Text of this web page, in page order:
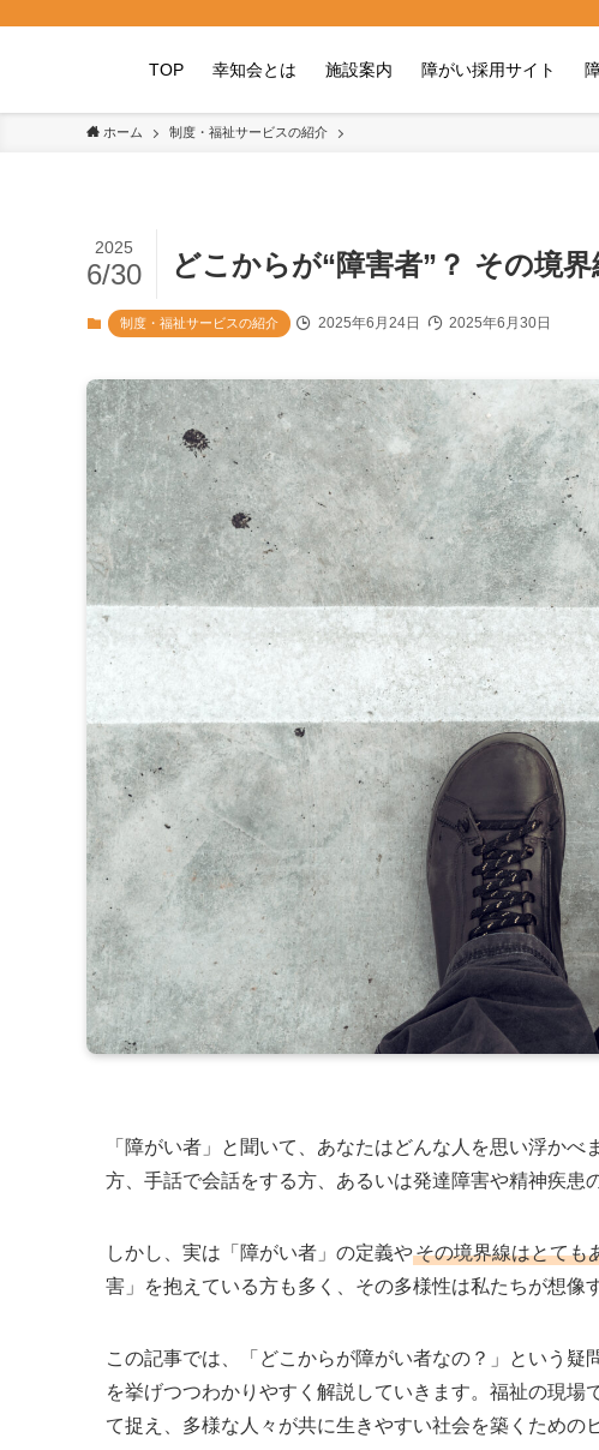
TOP 幸知会とは 施設案内 障がい採用サイト
ホーム 制度・福祉サービスの紹介
どこからが“障害者”？ その境
2025
6/30
制度・福祉サービスの紹介 2025年6月24日 2025年6月30日
「障がい者」と聞いて、あなたはどんな人を思い浮か
方、手話で会話をする方、あるいは発達障害や精神疾患
しかし、実は「障がい者」の定義やその境界線はとても
害」を抱えている方も多く、その多様性は私たちが想像
この記事では、「どこからが障がい者なの？」という
を挙げつつわかりやすく解説していきます。福祉の現
て捉え、多様な人々が共に生きやすい社会を築くための